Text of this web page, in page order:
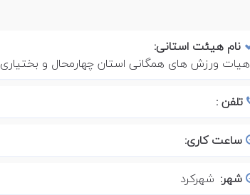
نام هیئت استانی:
هیات ورزش های همگانی استان چهارمحال و بختیاری
تلفن :
ساعت کاری:
شهر: شهرکرد